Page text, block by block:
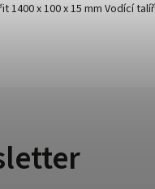
x 100 x 15 mm Vodící